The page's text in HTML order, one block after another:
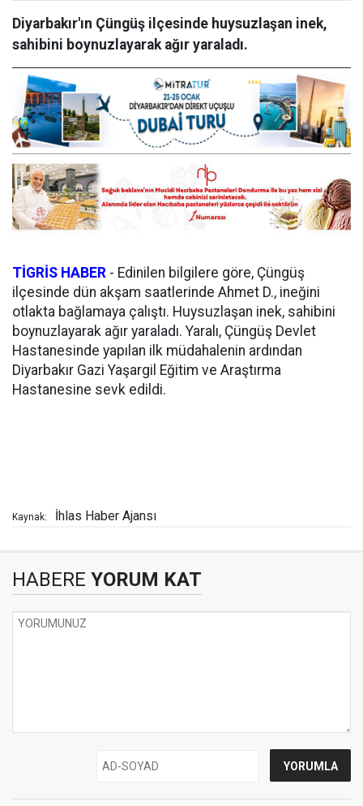
Diyarbakır'ın Çüngüş ilçesinde huysuzlaşan inek,
sahibini boynuzlayarak ağır yaraladı.
TİGRİS HABER - Edinilen bilgilere göre, Çüngüş
ilçesinde dün akşam saatlerinde Ahmet D., ineğini
otlakta bağlamaya çalıştı. Huysuzlaşan inek, sahibini
boynuzlayarak ağır yaraladı. Yaralı, Çüngüş Devlet
Hastanesinde yapılan ilk müdahalenin ardından
Diyarbakır Gazi Yaşargil Eğitim ve Araştırma
Hastanesine sevk edildi.
Kaynak: İhlas Haber Ajansı
HABERE YORUM KAT